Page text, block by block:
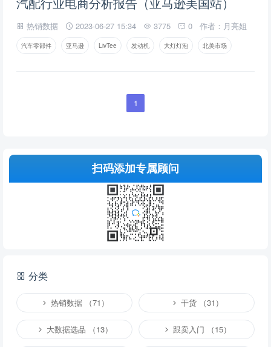
热销数据 2023-06-27 15:34 3775 0 作者：月亮姐
汽车零部件 亚马逊 LivTee 发动机 大灯灯泡 北美市场
1
扫码添加专属顾问
分类
热销数据 （71） 干货 （31）
大数据选品 （13） 跟卖入门 （15）